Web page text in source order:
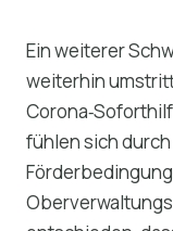
Ein weiterer
weiterhin
fühlen sich